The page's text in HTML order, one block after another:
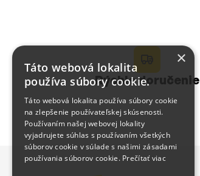
Rýchle doručenie
×
Táto webová lokalita
používa súbory cookie.
Táto webová lokalita používa súbory cookie
na zlepšenie používateľskej skúsenosti.
Používaním našej webovej lokality
vyjadrujete súhlas s používaním všetkých
súborov cookie v súlade s našimi zásadami
používania súborov cookie. Prečítať viac